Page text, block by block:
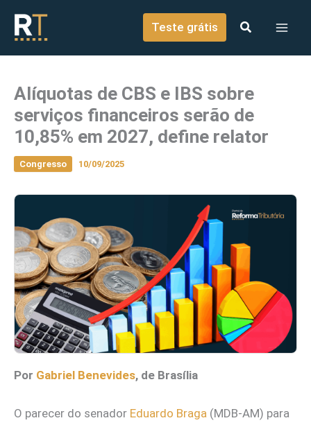
conteúdo
Teste grátis
Alíquotas de CBS e IBS sobre
serviços financeiros serão de
10,85% em 2027, define relator
Congresso 10/09/2025
Por Gabriel Benevides, de Brasília
O parecer do senador Eduardo Braga (MDB-AM) para